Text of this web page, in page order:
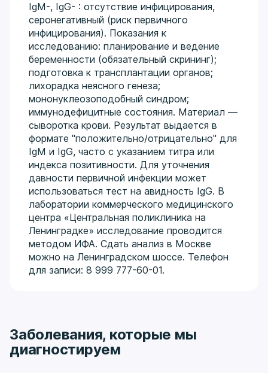
IgM-, IgG- : отсутствие инфицирования,
серонегативный (риск первичного
инфицирования). Показания к
исследованию: планирование и ведение
беременности (обязательный скрининг);
подготовка к трансплантации органов;
лихорадка неясного генеза;
мононуклеозоподобный синдром;
иммунодефицитные состояния. Материал —
сыворотка крови. Результат выдается в
формате "положительно/отрицательно" для
IgM и IgG, часто с указанием титра или
индекса позитивности. Для уточнения
давности первичной инфекции может
использоваться тест на авидность IgG. В
лаборатории коммерческого медицинского
центра «Центральная поликлиника на
Ленинградке» исследование проводится
методом ИФА. Сдать анализ в Москве
можно на Ленинградском шоссе. Телефон
для записи: 8 999 777-60-01.
Заболевания, которые мы
диагностируем